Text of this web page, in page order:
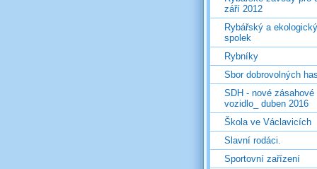
září 2012
Rybářský a ekologický
spolek
Rybníky
Sbor dobrovolných
SDH - nové zásahové
vozidlo_ duben 2016
Škola ve Václavicích
Slavní rodáci.
Sportovní zařízení